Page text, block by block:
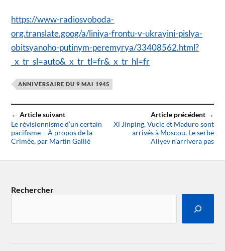
https://www-radiosvoboda-
org.translate.goog/a/liniya-frontu-v-ukrayini-pislya-
obitsyanoho-putinym-peremyrya/33408562.html?
_x_tr_sl=auto&_x_tr_tl=fr&_x_tr_hl=fr
ANNIVERSAIRE DU 9 MAI 1945
← Article suivant
Le révisionnisme d’un certain
pacifisme – À propos de la
Crimée, par Martin Gallié
Article précédent →
Xi Jinping, Vucic et Maduro sont
arrivés à Moscou. Le serbe
Aliyev n’arrivera pas
Rechercher